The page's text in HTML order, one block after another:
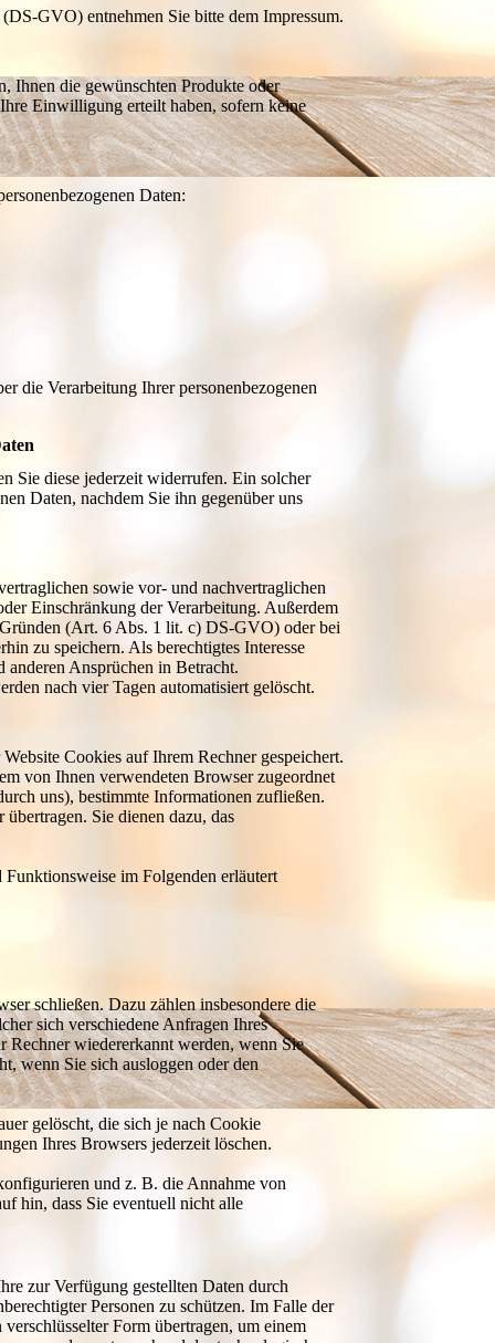
GVO) entnehmen Sie bitte dem Impressum.
Ihnen die gewünschten Produkte oder
Einwilligung erteilt haben, sofern keine
Daten:
die Verarbeitung Ihrer personenbezogenen
Sie diese jederzeit widerrufen. Ein solcher
Daten, nachdem Sie ihn gegenüber uns
sowie vor- und nachvertraglichen
Einschränkung der Verarbeitung. Außerdem
(Art. 6 Abs. 1 lit. c) DS-GVO) oder bei
zu speichern. Als berechtigtes Interesse
anderen Ansprüchen in Betracht.
nach vier Tagen automatisiert gelöscht.
Cookies auf Ihrem Rechner gespeichert.
von Ihnen verwendeten Browser zugeordnet
uns), bestimmte Informationen zufließen.
Sie dienen dazu, das
Funktionsweise im Folgenden erläutert
schließen. Dazu zählen insbesondere die
welcher sich verschiedene Anfragen Ihres
Rechner wiedererkannt werden, wenn Sie
wenn Sie sich ausloggen oder den
Dauer gelöscht, die sich je nach Cookie
Ihres Browsers jederzeit löschen.
konfigurieren und z. B. die Annahme von
darauf hin, dass Sie eventuell nicht alle
zur Verfügung gestellten Daten durch
Personen zu schützen. Im Falle der
Form übertragen, um einem